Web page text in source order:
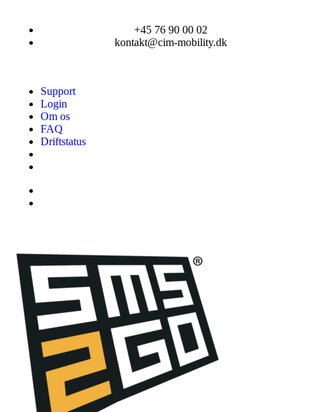
+45 76 90 00 02
kontakt@cim-mobility.dk
Support
Login
Om os
FAQ
Driftstatus